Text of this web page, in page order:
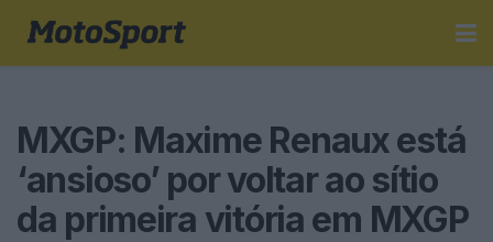
MXGP: Maxime Renaux está
‘ansioso’ por voltar ao sítio
da primeira vitória em MXGP